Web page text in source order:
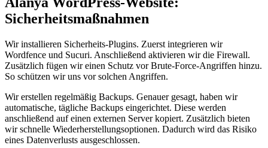
Sicherheitsmaßnahmen
Wir installieren Sicherheits-Plugins. Zuerst integrieren wir
Wordfence und Sucuri. Anschließend aktivieren wir die Firewall.
Zusätzlich fügen wir einen Schutz vor Brute-Force-Angriffen hinzu.
So schützen wir uns vor solchen Angriffen.
Wir erstellen regelmäßig Backups. Genauer gesagt, haben wir
automatische, tägliche Backups eingerichtet. Diese werden
anschließend auf einen externen Server kopiert. Zusätzlich bieten
wir schnelle Wiederherstellungsoptionen. Dadurch wird das Risiko
eines Datenverlusts ausgeschlossen.